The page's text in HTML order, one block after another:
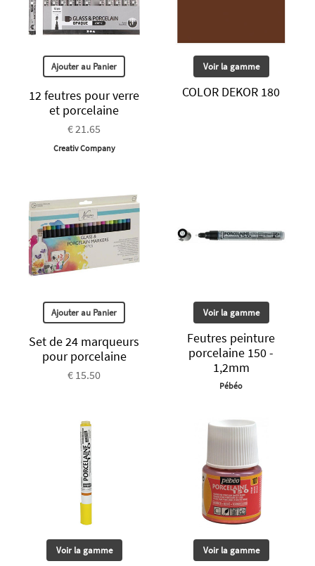
Ajouter au Panier
12 feutres pour verre
et porcelaine
€ 21.65
Creativ Company
Voir la gamme
COLOR DEKOR 180
Ajouter au Panier
Set de 24 marqueurs
pour porcelaine
€ 15.50
Voir la gamme
Feutres peinture
porcelaine 150 -
1,2mm
Pébéo
Voir la gamme Voir la gamme